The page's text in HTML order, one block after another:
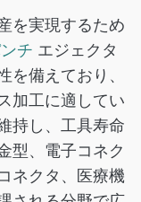
を実現するため
チ エジェクタ
を備えており、
加工に適してい
持し、工具寿命
型、電子コネク
ネクタ、医療機